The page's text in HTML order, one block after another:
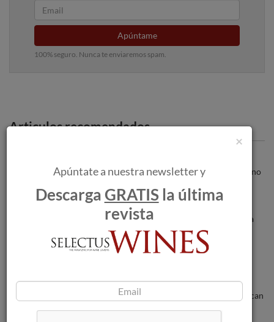
Apúntame
100% seguro. Nunca te enviaremos spam.
Articulos recomendados
caracter del Penedés definen el nuevo vino
Bodega Numanthia de nuevo reconocida
por su "savoir faire" con la inclusión de
Numanthia 2017 en el Top 100 de Wine
Spectator 2022.
Los incendios forestales amenazan a las
bodegas a medida que las llamas se acercan
×
Apúntate a nuestra newsletter y
DescargaGRATIS la última
revista